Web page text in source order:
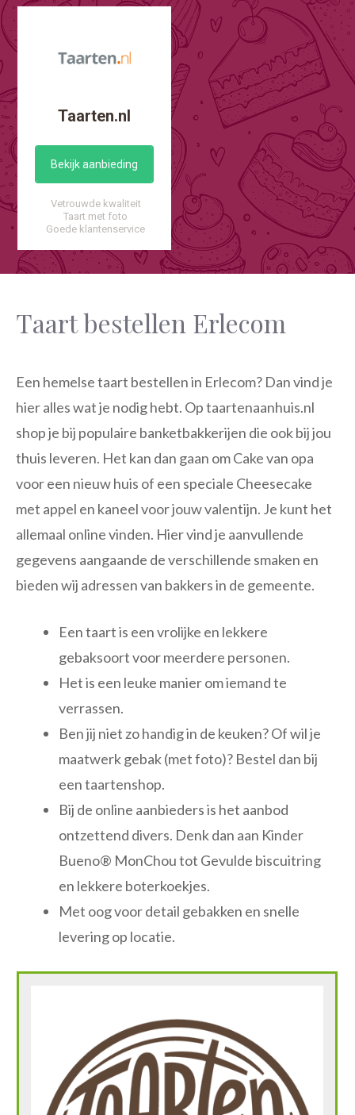
Taarten.nl
Bekijk aanbieding
Vetrouwde kwaliteit
Taart met foto
Goede klantenservice
Taart bestellen Erlecom
Een hemelse taart bestellen in Erlecom? Dan vind je
hier alles wat je nodig hebt. Op taartenaanhuis.nl
shop je bij populaire banketbakkerijen die ook bij jou
thuis leveren. Het kan dan gaan om Cake van opa
voor een nieuw huis of een speciale Cheesecake
met appel en kaneel voor jouw valentijn. Je kunt het
allemaal online vinden. Hier vind je aanvullende
gegevens aangaande de verschillende smaken en
bieden wij adressen van bakkers in de gemeente.
Een taart is een vrolijke en lekkere
gebaksoort voor meerdere personen.
Het is een leuke manier om iemand te
verrassen.
Ben jij niet zo handig in de keuken? Of wil je
maatwerk gebak (met foto)? Bestel dan bij
een taartenshop.
Bij de online aanbieders is het aanbod
ontzettend divers. Denk dan aan Kinder
Bueno® MonChou tot Gevulde biscuitring
en lekkere boterkoekjes.
Met oog voor detail gebakken en snelle
levering op locatie.